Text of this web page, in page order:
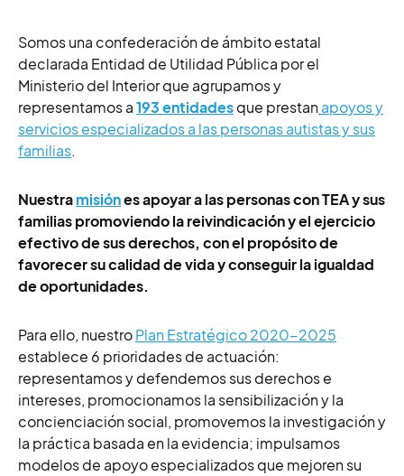
Somos una confederación de ámbito estatal
declarada Entidad de Utilidad Pública por el
Ministerio del Interior que agrupamos y
representamos a193 entidadesque prestanapoyos y
servicios especializados a las personas autistas y sus
familias.
Nuestramisiónes apoyar a las personas con TEA y sus
familias promoviendo la reivindicación y el ejercicio
efectivo de sus derechos, con el propósito de
favorecer su calidad de vida y conseguir la igualdad
de oportunidades.
Para ello, nuestroPlan Estratégico 2020-2025
establece 6 prioridades de actuación:
representamos y defendemos sus derechos e
intereses, promocionamos la sensibilización y la
concienciación social, promovemos la investigación y
la práctica basada en la evidencia; impulsamos
modelos de apoyo especializados que mejoren su